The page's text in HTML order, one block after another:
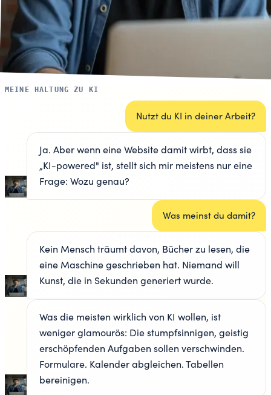
MEINE HALTUNG ZU KI
Nutzt du KI in deiner Arbeit?
Ja. Aber wenn eine Website damit wirbt, dass sie
„KI-powered" ist, stellt sich mir meistens nur eine
Frage: Wozu genau?
Was meinst du damit?
Kein Mensch träumt davon, Bücher zu lesen, die
eine Maschine geschrieben hat. Niemand will
Kunst, die in Sekunden generiert wurde.
Was die meisten wirklich von KI wollen, ist
weniger glamourös: Die stumpfsinnigen, geistig
erschöpfenden Aufgaben sollen verschwinden.
Formulare. Kalender abgleichen. Tabellen
bereinigen.